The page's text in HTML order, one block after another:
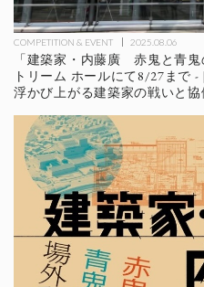
COMPETITION & EVENT 2025.08.06
「建築家・内藤廣 赤鬼と青
トリーム ホールにて8/27まで
浮かび上がる建築家の戦いと協